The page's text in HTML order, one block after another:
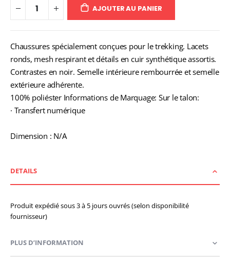
AJOUTER AU PANIER
Chaussures spécialement conçues pour le trekking. Lacets
ronds, mesh respirant et détails en cuir synthétique assortis.
Contrastes en noir. Semelle intérieure rembourrée et semelle
extérieure adhérente.
100% poliéster Informations de Marquage: Sur le talon:
· Transfert numérique
Dimension : N/A
DETAILS
Produit expédié sous 3 à 5 jours ouvrés (selon disponibilité
fournisseur)
PLUS D’INFORMATION